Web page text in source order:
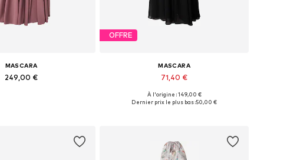
MASCARA
249,00 €
OFFRE
MASCARA
71,40 €
Tailles disponibles: 34, 36, 38
À l'origine : 149,00 €
Dernier prix le plus bas :50,00 €